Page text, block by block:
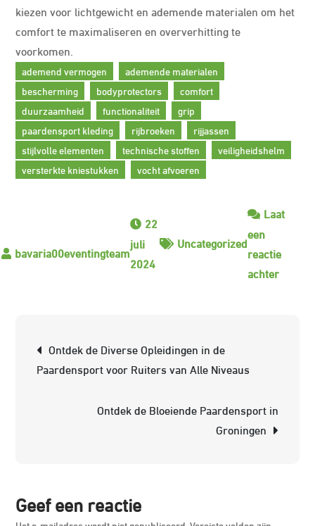
kiezen voor lichtgewicht en ademende materialen om het
comfort te maximaliseren en oververhitting te
voorkomen.
ademend vermogen
ademende materialen
bescherming
bodyprotectors
comfort
duurzaamheid
functionaliteit
grip
paardensport kleding
rijbroeken
rijjassen
stijlvolle elementen
technische stoffen
veiligheidshelm
versterkte kniestukken
vocht afvoeren
22
juli
2024
Uncategorized
Laat
een
reactie
achterop
Ontdek de Diverse Opleidingen in de
Paardensport voor Ruiters van Alle Niveaus
Ontdek de Bloeiende Paardensport in
Groningen
Geef een reactie